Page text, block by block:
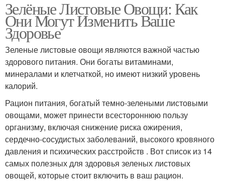
Зелёные Листовые Овощи: Как
Они Могут Изменить Ваше
Здоровье
Зеленые листовые овощи являются важной частью
здорового питания. Они богаты витаминами,
минералами и клетчаткой, но имеют низкий уровень
калорий.
Рацион питания, богатый темно-зелеными листовыми
овощами, может принести всестороннюю пользу
организму, включая снижение риска ожирения,
сердечно-сосудистых заболеваний, высокого кровяного
давления и психических расстройств . Вот список из 14
самых полезных для здоровья зеленых листовых
овощей, которые стоит включить в ваш рацион.